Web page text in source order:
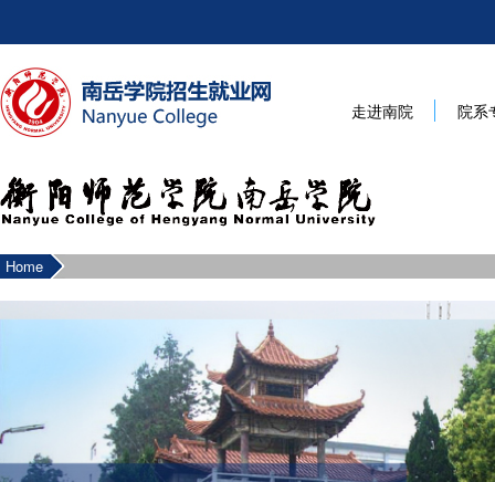
走进南院 院系
Home